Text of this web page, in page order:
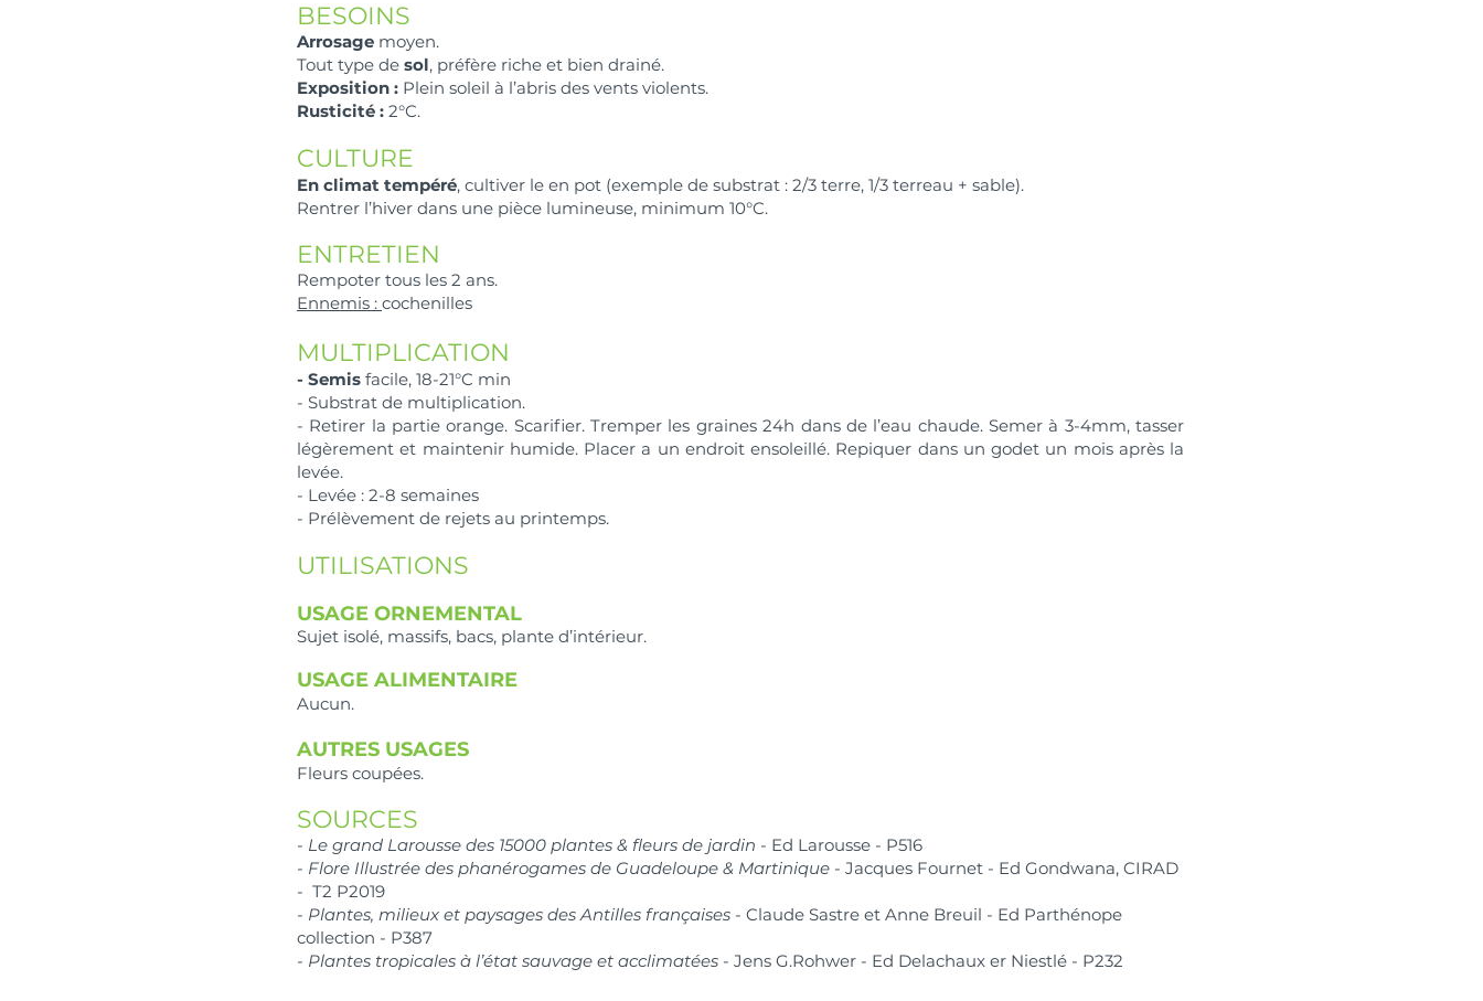
BESOINS
Arrosage moyen.
Tout type de sol, préfère riche et bien drainé.
Exposition : Plein soleil à l’abris des vents violents.
Rusticité : 2°C.
CULTURE
En climat tempéré, cultiver le en pot (exemple de substrat : 2/3 terre, 1/3 terreau + sable).
Rentrer l’hiver dans une pièce lumineuse, minimum 10°C.
ENTRETIEN
Rempoter tous les 2 ans.
Ennemis : cochenilles
MULTIPLICATION
- Semis facile, 18-21°C min
- Substrat de multiplication.
- Retirer la partie orange. Scarifier. Tremper les graines 24h dans de l’eau chaude. Semer à 3-4mm, tasser
légèrement et maintenir humide. Placer a un endroit ensoleillé. Repiquer dans un godet un mois après la
levée.
- Levée : 2-8 semaines
- Prélèvement de rejets au printemps.
UTILISATIONS
USAGE ORNEMENTAL
Sujet isolé, massifs, bacs, plante d’intérieur.
USAGE ALIMENTAIRE
Aucun.
AUTRES USAGES
Fleurs coupées.
SOURCES
- Le grand Larousse des 15000 plantes & fleurs de jardin - Ed Larousse - P516
- Flore Illustrée des phanérogames de Guadeloupe & Martinique - Jacques Fournet - Ed Gondwana, CIRAD
- T2 P2019
- Plantes, milieux et paysages des Antilles françaises - Claude Sastre et Anne Breuil - Ed Parthénope
collection - P387
- Plantes tropicales à l’état sauvage et acclimatées - Jens G.Rohwer - Ed Delachaux er Niestlé - P232